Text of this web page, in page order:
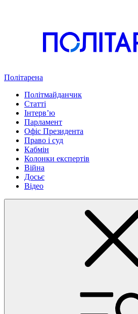
Політарена
Політмайданчик
Статті
Інтервʼю
Парламент
Офіс Президента
Право і суд
Кабмін
Колонки експертів
Війна
Досьє
Відео